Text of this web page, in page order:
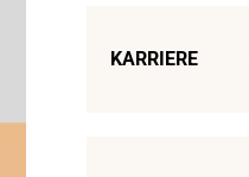
KARRIERE